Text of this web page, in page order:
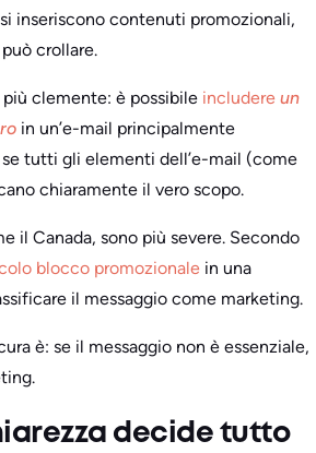
inseriscono contenuti promozionali,
crollare.
più clemente: è possibile includere un
in un’e-mail principalmente
tutti gli elementi dell’e-mail (come
chiaramente il vero scopo.
il Canada, sono più severe. Secondo
blocco promozionale in una
il messaggio come marketing.
è: se il messaggio non è essenziale,
decide tutto